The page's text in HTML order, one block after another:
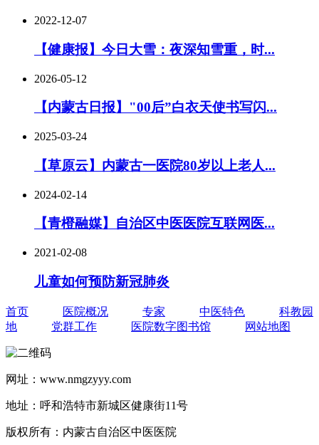
2022-12-07
【健康报】今日大雪：夜深知雪重，时...
2026-05-12
【内蒙古日报】"00后”白衣天使书写闪...
2025-03-24
【草原云】内蒙古一医院80岁以上老人...
2024-02-14
【青橙融媒】自治区中医医院互联网医...
2021-02-08
儿童如何预防新冠肺炎
首页 医院概况 专家 中医特色
科教园
地
党群工作 医院数字图书馆 网站地图
网址：www.nmgzyyy.com
地址：呼和浩特市新城区健康街11号
版权所有：内蒙古自治区中医医院